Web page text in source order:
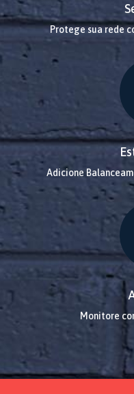
Protege sua rede
Adicione
Monitore